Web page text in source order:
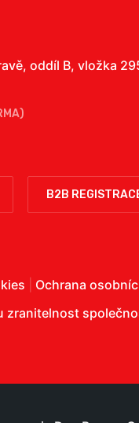
oddíl B, vložka
B2B
Ochrana
zranitelnost